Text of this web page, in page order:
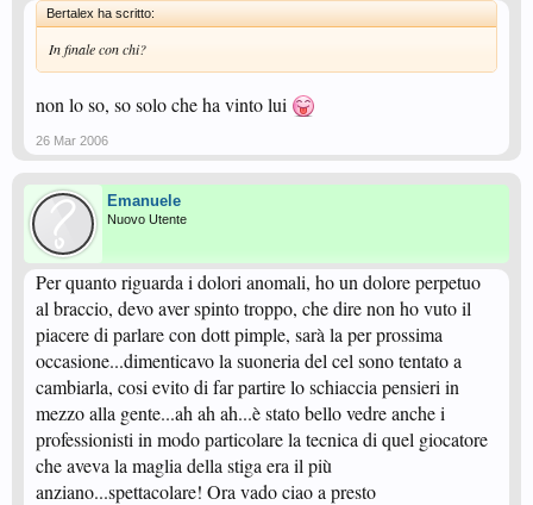
Bertalex ha scritto:
In finale con chi?
non lo so, so solo che ha vinto lui
26 Mar 2006
Emanuele
Nuovo Utente
Per quanto riguarda i dolori anomali, ho un dolore perpetuo
al braccio, devo aver spinto troppo, che dire non ho vuto il
piacere di parlare con dott pimple, sarà la per prossima
occasione...dimenticavo la suoneria del cel sono tentato a
cambiarla, cosi evito di far partire lo schiaccia pensieri in
mezzo alla gente...ah ah ah...è stato bello vedre anche i
professionisti in modo particolare la tecnica di quel giocatore
che aveva la maglia della stiga era il più
anziano...spettacolare! Ora vado ciao a presto